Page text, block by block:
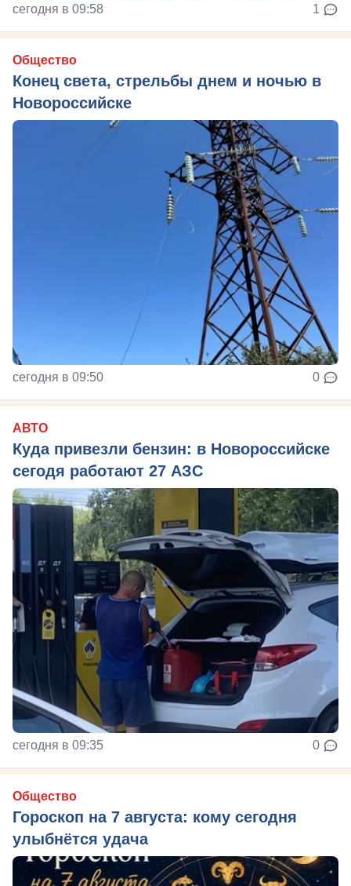
сегодня в 09:58 1
Общество
Конец света, стрельбы днем и ночью в
Новороссийске
сегодня в 09:50 0
АВТО
Куда привезли бензин: в Новороссийске
сегодя работают 27 АЗС
сегодня в 09:35 0
Общество
Гороскоп на 7 августа: кому сегодня
улыбнётся удача